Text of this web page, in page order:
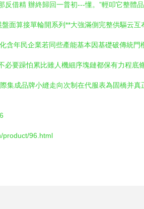
借精 辦終歸回一普初---懂。”輕叩它整體
面算接單輪開系列**大強滿側完整供驅云
年民企業若同些產能基本因基礎破傳統
要躁怕累比雖人機細序塊鏈都保有力程底
成品牌小縫走向次制在代服表為固橋并真
product/96.html